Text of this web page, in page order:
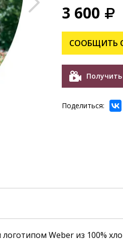
3 600
СООБЩИТЬ
Поделиться:
Weber из 100%